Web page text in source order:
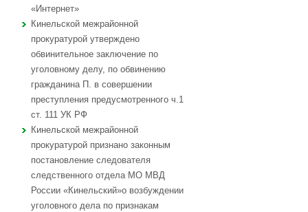
«Интернет»
Кинельской межрайонной
прокуратурой утверждено
обвинительное заключение по
уголовному делу, по обвинению
гражданина П. в совершении
преступления предусмотренного ч.1
ст. 111 УК РФ
Кинельской межрайонной
прокуратурой признано законным
постановление следователя
следственного отдела МО МВД
России «Кинельский»о возбуждении
уголовного дела по признакам